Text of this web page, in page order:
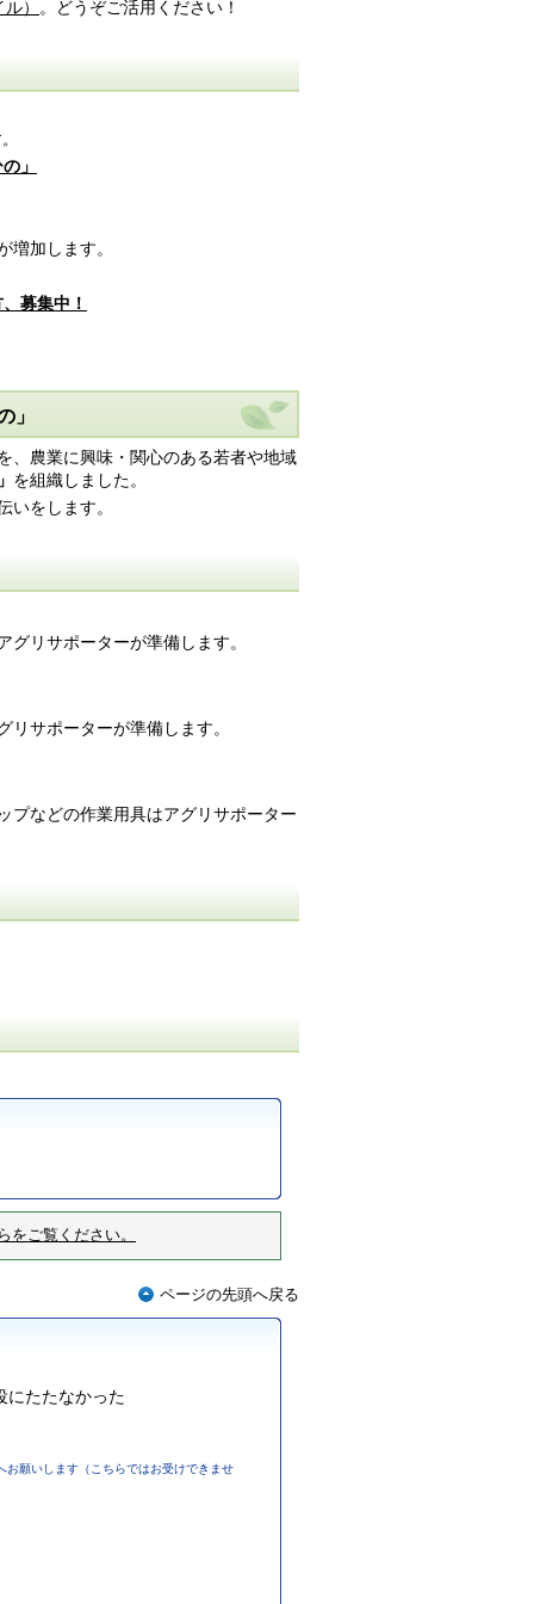
） 。どうぞご活用ください！
」
加します。
募集中！
」
、農業に興味・関心のある若者や地域
を組織しました。
をします。
リサポーターが準備します。
サポーターが準備します。
プなどの作業用具はアグリサポーター
ご覧ください。
ページの先頭へ戻る
にたたなかった
お願いします（こちらではお受けできませ